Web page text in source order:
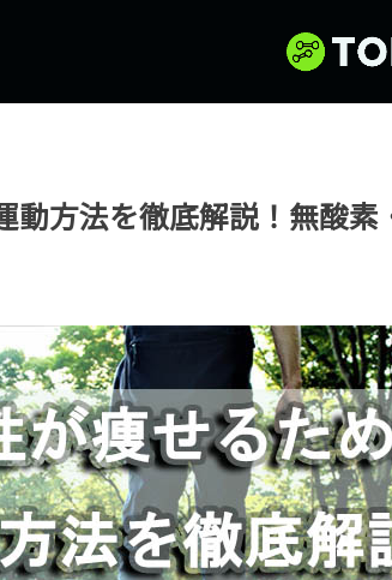
動方法を徹底解説！無酸素